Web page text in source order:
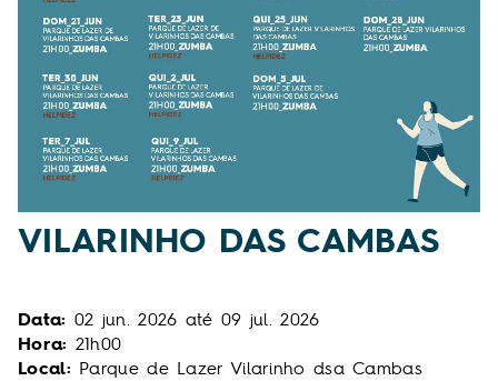
VILARINHO DAS CAMBAS
Data: 02 jun. 2026 até 09 jul. 2026
Hora: 21h00
Local: Parque de Lazer Vilarinho dsa Cambas